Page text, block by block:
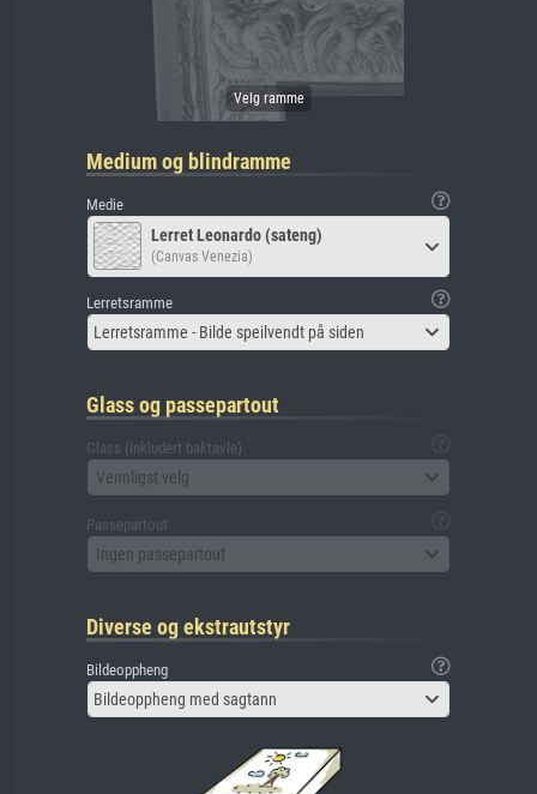
Medium og blindramme
Medie
Lerret Leonardo (sateng)
(Canvas Venezia)
Lerretsramme
Lerretsramme - Bilde speilvendt på siden
Glass og passepartout
Glass (inkludert baktavle)
Vennligst velg
Passepartout
Ingen passepartout
Diverse og ekstrautstyr
Bildeoppheng
Bildeoppheng med sagtann